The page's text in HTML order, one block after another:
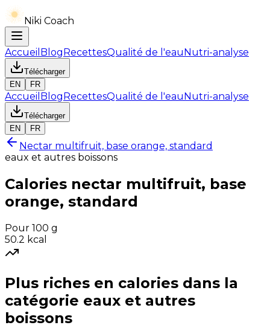
Niki Coach
Accueil BlogRecettesQualité de l'eauNutri-analyse
Télécharger
EN
FR
Accueil BlogRecettesQualité de l'eauNutri-analyse
Télécharger
EN
FR
Nectar multifruit, base orange, standard
eaux et autres boissons
Calories nectar multifruit, base
orange, standard
Pour 100 g
50.2 kcal
Plus riches en calories dans la
catégorie eaux et autres
boissons